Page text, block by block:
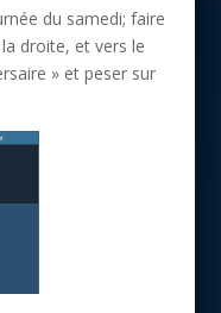
du samedi; faire
droite, et vers le
» et peser sur